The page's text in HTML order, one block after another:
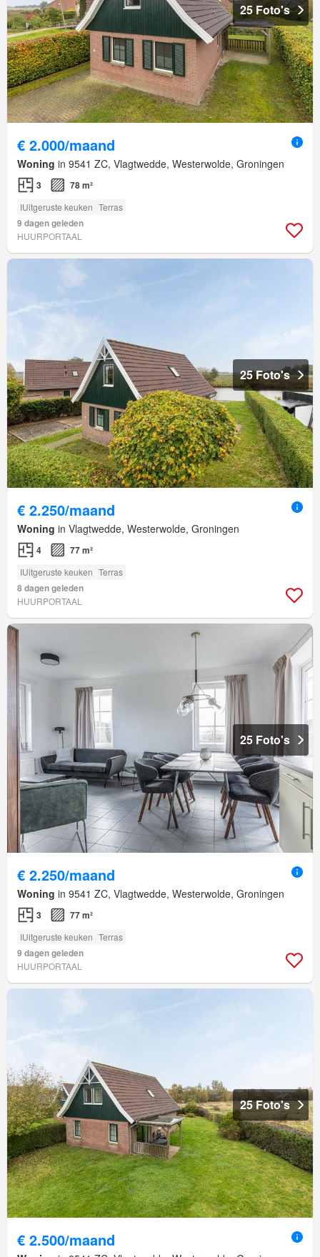
25 Foto's
€ 2.000/maand
Woning in 9541 ZC, Vlagtwedde, Westerwolde, Groningen
3 78 m²
IUitgeruste keuken Terras
9 dagen geleden
HUURPORTAAL
25 Foto's
€ 2.250/maand
Woning in Vlagtwedde, Westerwolde, Groningen
4 77 m²
IUitgeruste keuken Terras
8 dagen geleden
HUURPORTAAL
25 Foto's
€ 2.250/maand
Woning in 9541 ZC, Vlagtwedde, Westerwolde, Groningen
3 77 m²
IUitgeruste keuken Terras
9 dagen geleden
HUURPORTAAL
25 Foto's
€ 2.500/maand